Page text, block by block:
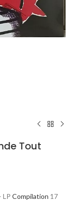
Tout
LP Compilation 17